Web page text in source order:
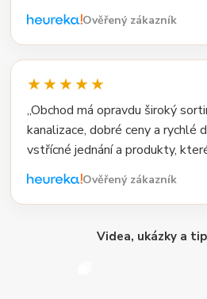
Ověřený zákazník
★★★★★
„Obchod má opravdu široký
kanalizace, dobré ceny a rychlé
vstřícné jednání a produkty,
Ověřený zákazník
Videa, ukázky a